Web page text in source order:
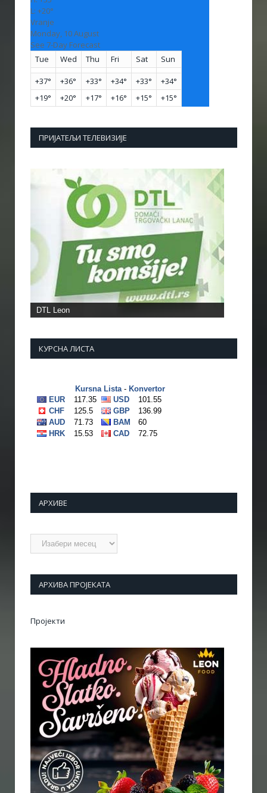
L: +20°
Vranje
Monday, 10 August
See 7-Day Forecast
Tue
Wed Thu Fri Sat Sun
+37° +36° +33° +34° +33° +34°
+19° +20° +17° +16° +15° +15°
ПРИЈАТЕЉИ ТЕЛЕВИЗИЈЕ
КУРСНА ЛИСТА
АРХИВЕ
Архиве
АРХИВА ПРОЈЕКАТА
Пројекти